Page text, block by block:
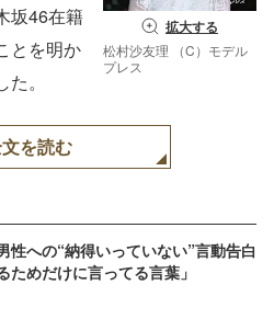
拡大する
松村沙友理 （C）モデル
プレス
坂46在籍
とを明か
。
を読む
性への“納得いっていない”言動告白
ためだけに言ってる言葉」